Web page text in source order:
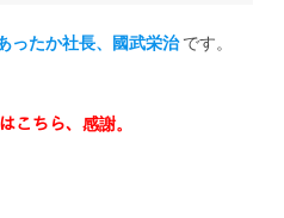
ったか社長、國武栄治です。
こちら、感謝。